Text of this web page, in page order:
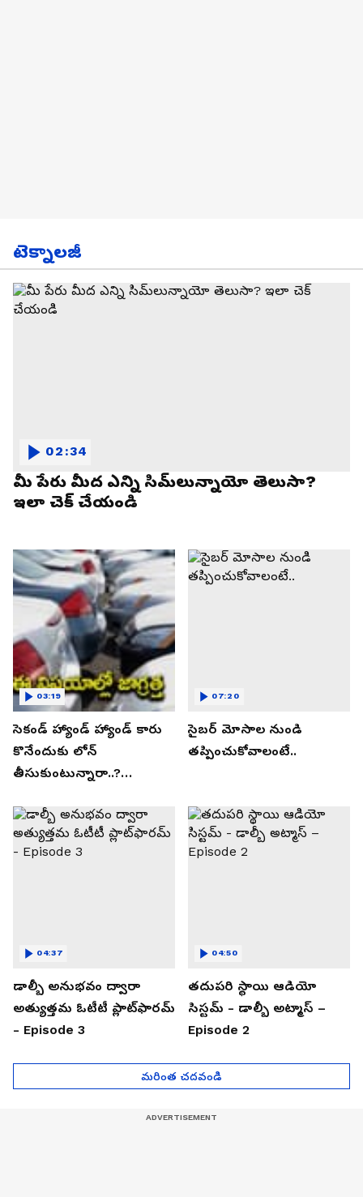
టెక్నాలజీ
మీ పేరు మీద ఎన్ని సిమ్‌లున్నాయో తెలుసా?
ఇలా చెక్ చేయండి
02:34
సెకండ్ హ్యాండ్ హ్యాండ్ కారు
కొనేందుకు లోన్
తీసుకుంటున్నారా..?
తెలుసుకోండి..!
03:19
సైబర్ మోసాల నుండి
తప్పించుకోవాలంటే..
07:20
డాల్బీ అనుభవం ద్వారా
అత్యుత్తమ ఓటీటీ ప్లాట్‌ఫారమ్
- Episode 3
04:37
తదుపరి స్థాయి ఆడియో
సిస్టమ్ - డాల్బీ అట్మాస్ –
Episode 2
04:50
మరింత చదవండి